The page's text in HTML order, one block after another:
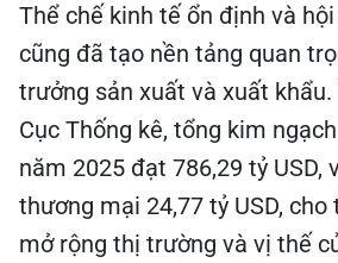
Thể chế kinh tế ổn định và
cũng đã tạo nền tảng quan
trưởng sản xuất và xuất
Cục Thống kê, tổng kim
năm 2025 đạt 786,29 tỷ USD,
thương mại 24,77 tỷ USD, cho
mở rộng thị trường và vị thế